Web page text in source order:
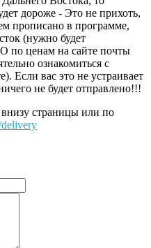
дороже - Это не прихоть,
прописано в программе,
(нужно будет
ценам на сайте почты
ознакомиться с
Если вас это не устраивает
не будет отправлено!!!
страницы или по